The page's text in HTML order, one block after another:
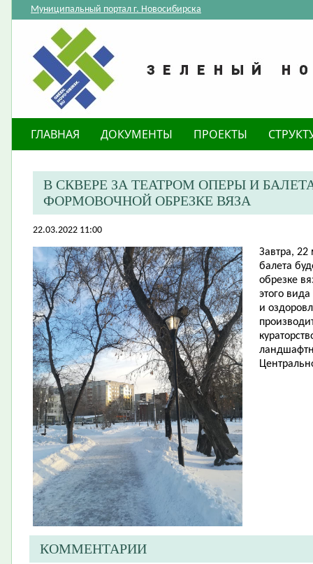
Муниципальный портал г. Новосибирска
ГЛАВНАЯ ДОКУМЕНТЫ ПРОЕКТЫ
В СКВЕРЕ ЗА ТЕАТРОМ ОПЕРЫ И
ФОРМОВОЧНОЙ ОБРЕЗКЕ ВЯЗА
22.03.2022 11:00
Завтра, 22
балета
обрезке
этого
и
КОММЕНТАРИИ